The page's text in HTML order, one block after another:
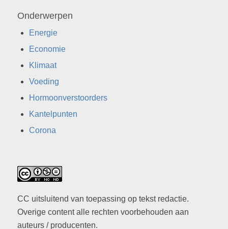
Onderwerpen
Energie
Economie
Klimaat
Voeding
Hormoonverstoorders
Kantelpunten
Corona
CC uitsluitend van toepassing op tekst redactie.
Overige content alle rechten voorbehouden aan
auteurs / producenten.